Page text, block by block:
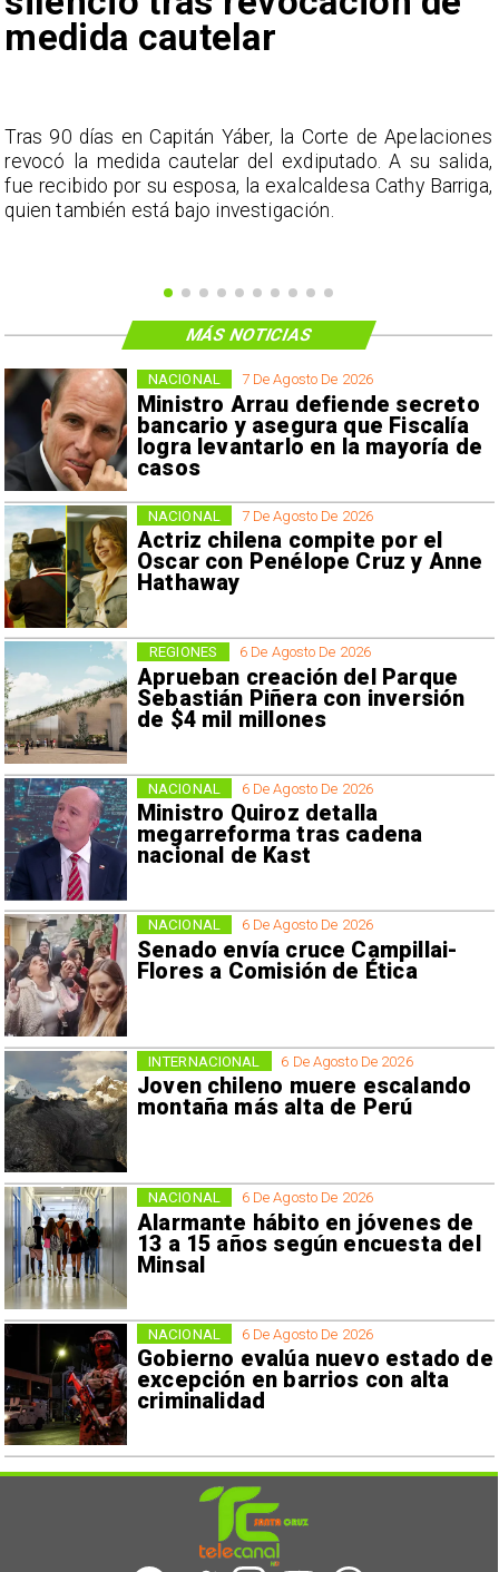
medida cautelar
Tras 90 días en Capitán Yáber, la Corte de Apelaciones
revocó la medida cautelar del exdiputado. A su salida,
fue recibido por su esposa, la exalcaldesa Cathy Barriga,
quien también está bajo investigación.
7 De Agosto De 2026
Ministro Arrau defiende secreto
bancario y asegura que Fiscalía
logra levantarlo en la mayoría de
casos
NACIONAL
7 De Agosto De 2026
Actriz chilena compite por el
Oscar con Penélope Cruz y Anne
Hathaway
NACIONAL
6 De Agosto De 2026
Aprueban creación del Parque
Sebastián Piñera con inversión
de $4 mil millones
REGIONES
6 De Agosto De 2026
Ministro Quiroz detalla
megarreforma tras cadena
nacional de Kast
NACIONAL
6 De Agosto De 2026
Senado envía cruce Campillai-
Flores a Comisión de Ética
NACIONAL
6 De Agosto De 2026
Joven chileno muere escalando
montaña más alta de Perú
INTERNACIONAL
6 De Agosto De 2026
Alarmante hábito en jóvenes de
13 a 15 años según encuesta del
Minsal
NACIONAL
6 De Agosto De 2026
Gobierno evalúa nuevo estado de
excepción en barrios con alta
criminalidad
NACIONAL
MÁS NOTICIAS